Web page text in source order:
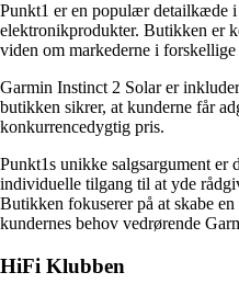
Punkt1 er en populær detailkæde
elektronikprodukter. Butikken er
viden om markederne i forskellige
Garmin Instinct 2 Solar er
butikken sikrer, at kunderne får
konkurrencedygtig pris.
Punkt1s unikke salgsargument er
individuelle tilgang til at yde
Butikken fokuserer på at skabe
kundernes behov vedrørende
HiFi Klubben